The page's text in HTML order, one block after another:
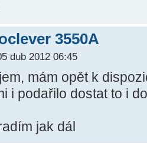
3550A
dub 2012 06:45
mám opět k
i podařilo dostat to i
jak dál